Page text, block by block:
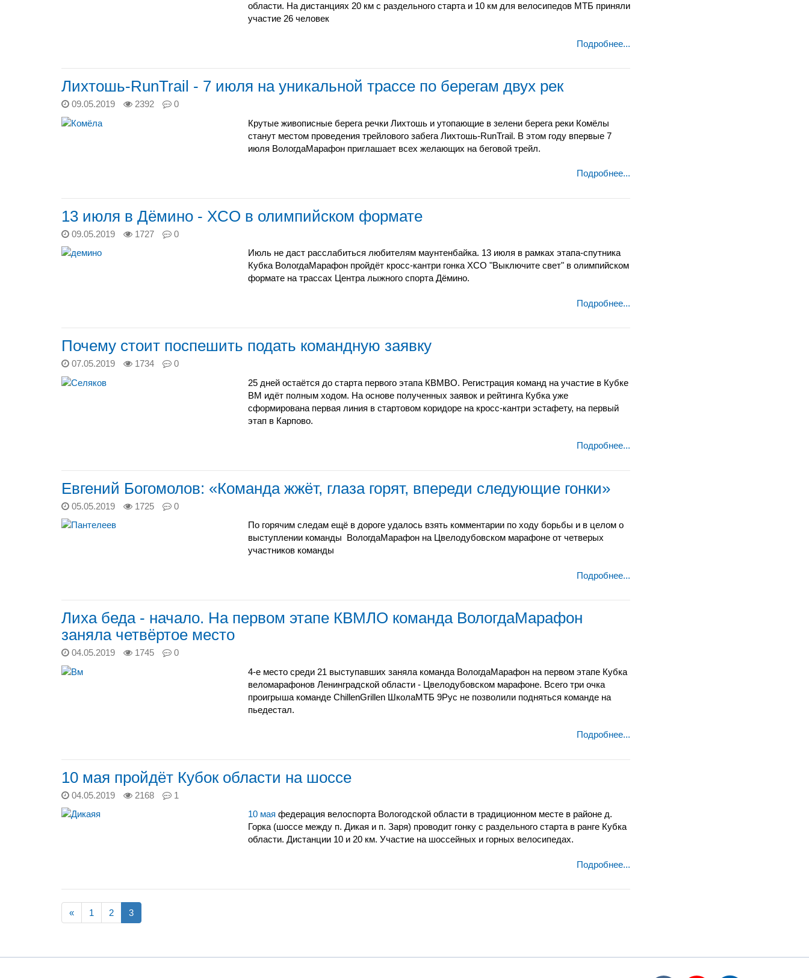
области. На дистанциях 20 км с раздельного старта и 10 км для велосипедов МТБ приняли
участие 26 человек
Подробнее...
Лихтошь-RunTrail - 7 июля на уникальной трассе по берегам двух рек
09.05.2019 2392
0
Крутые живописные берега речки Лихтошь и утопающие в зелени берега реки Комёлы
станут местом проведения трейлового забега Лихтошь-RunTrail. В этом году впервые 7
июля ВологдаМарафон приглашает всех желающих на беговой трейл.
Подробнее...
13 июля в Дёмино - XCO в олимпийском формате
09.05.2019 1727
0
Июль не даст расслабиться любителям маунтенбайка. 13 июля в рамках этапа-спутника
Кубка ВологдаМарафон пройдёт кросс-кантри гонка XCO "Выключите свет" в олимпийском
формате на трассах Центра лыжного спорта Дёмино.
Подробнее...
Почему стоит поспешить подать командную заявку
07.05.2019 1734
0
25 дней остаётся до старта первого этапа КВМВО. Регистрация команд на участие в Кубке
ВМ идёт полным ходом. На основе полученных заявок и рейтинга Кубка уже
сформирована первая линия в стартовом коридоре на кросс-кантри эстафету, на первый
этап в Карпово.
Подробнее...
Евгений Богомолов: «Команда жжёт, глаза горят, впереди следующие гонки»
05.05.2019 1725
0
По горячим следам ещё в дороге удалось взять комментарии по ходу борьбы и в целом о
выступлении команды ВологдаМарафон на Цвелодубовском марафоне от четверых
участников команды
Подробнее...
Лиха беда - начало. На первом этапе КВМЛО команда ВологдаМарафон
заняла четвёртое место
04.05.2019 1745
0
4-е место среди 21 выступавших заняла команда ВологдаМарафон на первом этапе Кубка
веломарафонов Ленинградской области - Цвелодубовском марафоне. Всего три очка
проигрыша команде ChillenGrillen ШколаМТБ 9Рус не позволили подняться команде на
пьедестал.
Подробнее...
10 мая пройдёт Кубок области на шоссе
04.05.2019 2168
1
10 мая федерация велоспорта Вологодской области в традиционном месте в районе д.
Горка (шоссе между п. Дикая и п. Заря) проводит гонку с раздельного старта в ранге Кубка
области. Дистанции 10 и 20 км. Участие на шоссейных и горных велосипедах.
Подробнее...
« 1 2 3